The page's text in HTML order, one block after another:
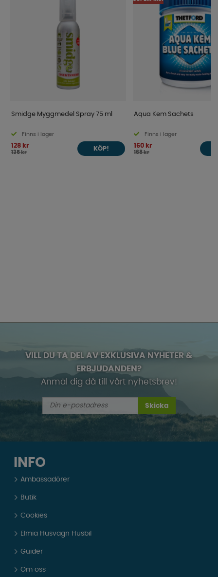
Smidge Myggmedel Spray 75 ml
Finns i lager
128 kr
135 kr
KÖP!
Aqua Kem Sachets
Finns i lager
160 kr
168 kr
VILL DU TA DEL AV EXKLUSIVA NYHETER &
ERBJUDANDEN?
Anmäl dig då till vårt nyhetsbrev!
Skicka
INFO
Ambassadörer
Butik
Cookies
Elmia Husvagn Husbil
Guider
Om oss